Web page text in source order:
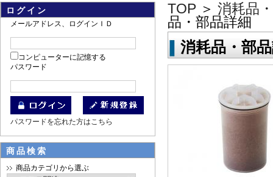
ログイン
メールアドレス、ログインＩＤ
コンピューターに記憶する
パスワード
パスワードを忘れた方はこちら
商品検索
商品カテゴリから選ぶ
TOP ＞ 消耗品
品・部品詳細
消耗品・部